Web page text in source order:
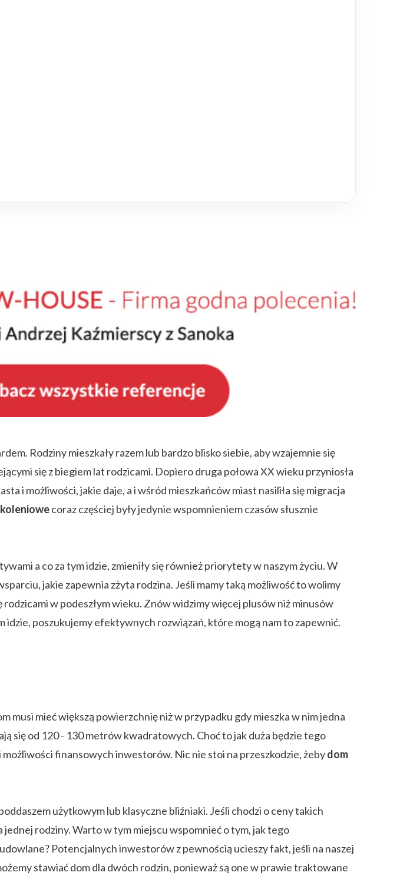
Rodziny mieszkały razem lub bardzo blisko siebie, aby wzajemnie się
się z biegiem lat rodzicami. Dopiero druga połowa XX wieku przyniosła
i możliwości, jakie daje, a i wśród mieszkańców miast nasiliła się migracja
coraz częściej były jedynie wspomnieniem czasów słusznie
a co za tym idzie, zmieniły się również priorytety w naszym życiu. W
jakie zapewnia zżyta rodzina. Jeśli mamy taką możliwość to wolimy
w podeszłym wieku. Znów widzimy więcej plusów niż minusów
idzie, poszukujemy efektywnych rozwiązań, które mogą nam to zapewnić.
musi mieć większą powierzchnię niż w przypadku gdy mieszka w nim jedna
się od 120 - 130 metrów kwadratowych. Choć to jak duża będzie tego
finansowych inwestorów. Nic nie stoi na przeszkodzie, żebydom
użytkowym lub klasyczne bliźniaki. Jeśli chodzi o ceny takich
rodziny. Warto w tym miejscu wspomnieć o tym, jak tego
Potencjalnych inwestorów z pewnością ucieszy fakt, jeśli na naszej
stawiać dom dla dwóch rodzin, ponieważ są one w prawie traktowane